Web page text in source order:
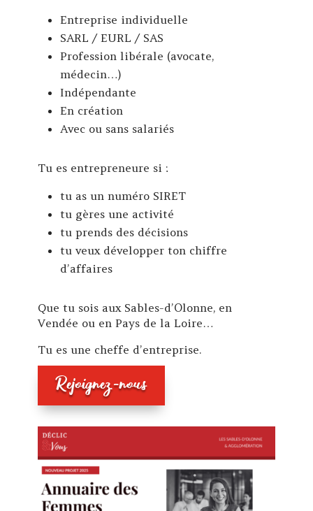
Entreprise individuelle
SARL / EURL / SAS
Profession libérale (avocate,
médecin…)
Indépendante
En création
Avec ou sans salariés
Tu es entrepreneure si :
tu as un numéro SIRET
tu gères une activité
tu prends des décisions
tu veux développer ton chiffre
d’affaires
Que tu sois aux Sables-d’Olonne, en
Vendée ou en Pays de la Loire…
Tu es une cheffe d’entreprise.
Rejoignez-nous